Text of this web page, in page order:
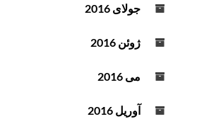
جولای 2016
ژوئن 2016
می 2016
آوریل 2016